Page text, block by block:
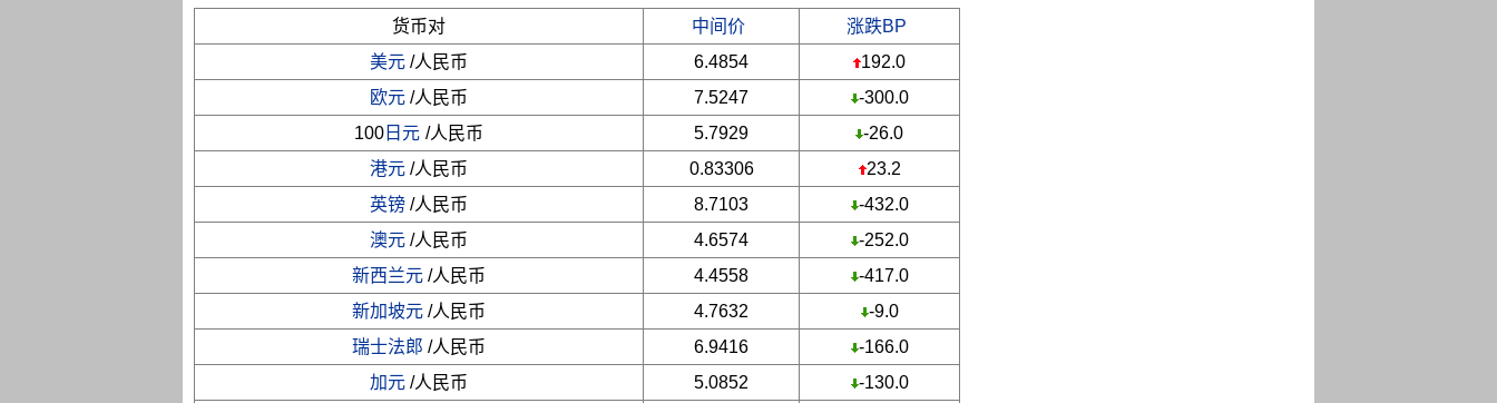
货币对
中间价
涨跌BP
美元 /人民币 6.4854
192.0
欧元 /人民币 7.5247
-300.0
100 日元 /人民币 5.7929
-26.0
港元 /人民币 0.83306
23.2
英镑 /人民币 8.7103
-432.0
澳元 /人民币 4.6574
-252.0
新西兰元 /人民币 4.4558
-417.0
新加坡元 /人民币 4.7632
-9.0
瑞士法郎 /人民币 6.9416
-166.0
加元 /人民币 5.0852
-130.0